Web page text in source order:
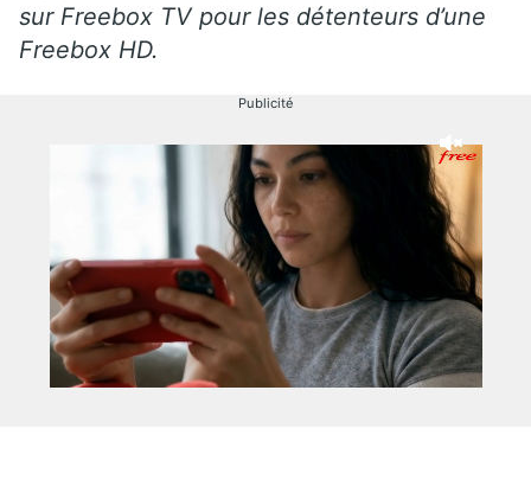
sur Freebox TV pour les détenteurs d’une
Freebox HD.
Publicité